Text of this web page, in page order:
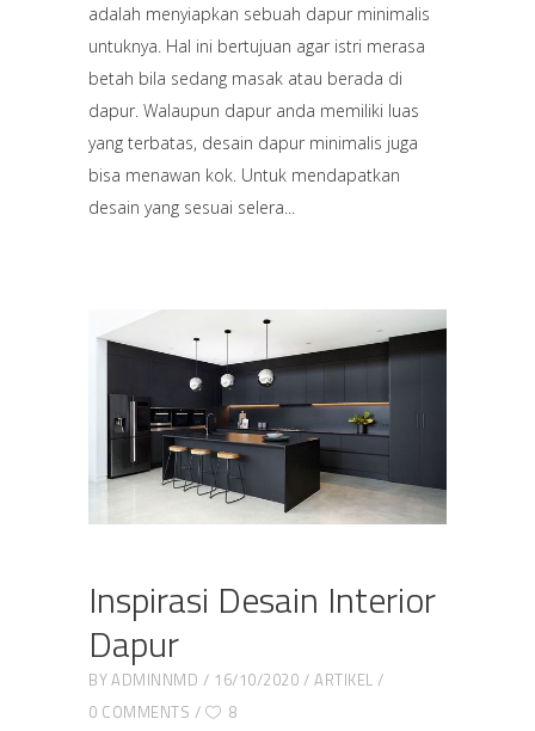
adalah menyiapkan sebuah dapur minimalis
untuknya. Hal ini bertujuan agar istri merasa
betah bila sedang masak atau berada di
dapur. Walaupun dapur anda memiliki luas
yang terbatas, desain dapur minimalis juga
bisa menawan kok. Untuk mendapatkan
desain yang sesuai selera
Inspirasi Desain Interior
Dapur
BYADMINNMD 16/10/2020
ARTIKEL
0 COMMENTS
8